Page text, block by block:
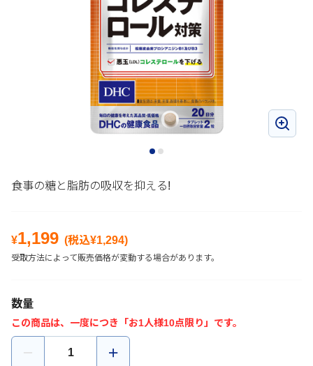
食事の糖と脂肪の吸収を抑える!
¥1,199 (税込¥1,294)
受取方法によって販売価格が変動する場合があります。
数量
この商品は、一度につき「お1人様10点限り」です。